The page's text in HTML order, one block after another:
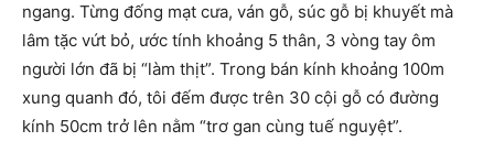
ngang. Từng đống mạt cưa, ván gỗ, súc gỗ bị khuyết mà
lâm tặc vứt bỏ, ước tính khoảng 5 thân, 3 vòng tay ôm
người lớn đã bị “làm thịt”. Trong bán kính khoảng 100m
xung quanh đó, tôi đếm được trên 30 cội gỗ có đường
kính 50cm trở lên nằm “trơ gan cùng tuế nguyệt”.